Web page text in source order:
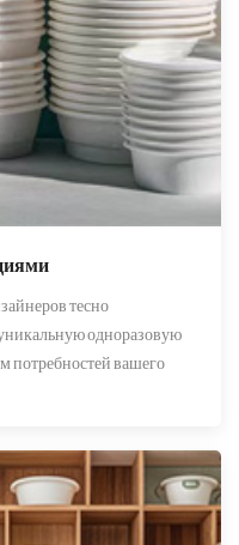
тесно
одноразовую
потребностей вашего